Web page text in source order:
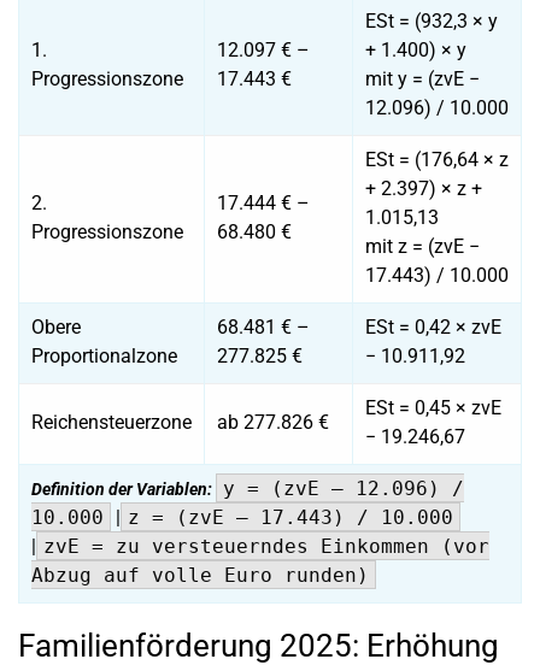
1.
Progressionszone
12.097 € –
17.443 €
ESt = (932,3 × y
+ 1.400) × y
mit y = (zvE −
12.096) / 10.000
2.
Progressionszone
17.444 € –
68.480 €
ESt = (176,64 × z
+ 2.397) × z +
1.015,13
mit z = (zvE −
17.443) / 10.000
Obere
Proportionalzone
68.481 € –
277.825 €
ESt = 0,42 × zvE
− 10.911,92
Reichensteuerzone ab 277.826 €
ESt = 0,45 × zvE
− 19.246,67
Definition der Variablen:
y = (zvE – 12.096) /
10.000
| z = (zvE – 17.443) / 10.000
| zvE = zu versteuerndes Einkommen (vor
Abzug auf volle Euro runden)
Familienförderung 2025: Erhöhung